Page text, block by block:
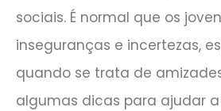
sociais. É normal que os
inseguranças e incertezas,
quando se trata de
algumas dicas para ajudar